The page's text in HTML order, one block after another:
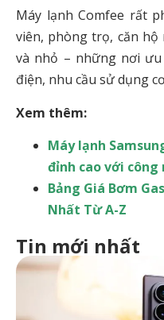
Máy lạnh Comfee rất
viên, phòng trọ, căn
và nhỏ – những nơi
điện, nhu cầu sử dụng
Xem thêm:
Máy lạnh
đỉnh cao với công
Bảng Giá Bơm
Nhất Từ A-Z
Tin mới nhất